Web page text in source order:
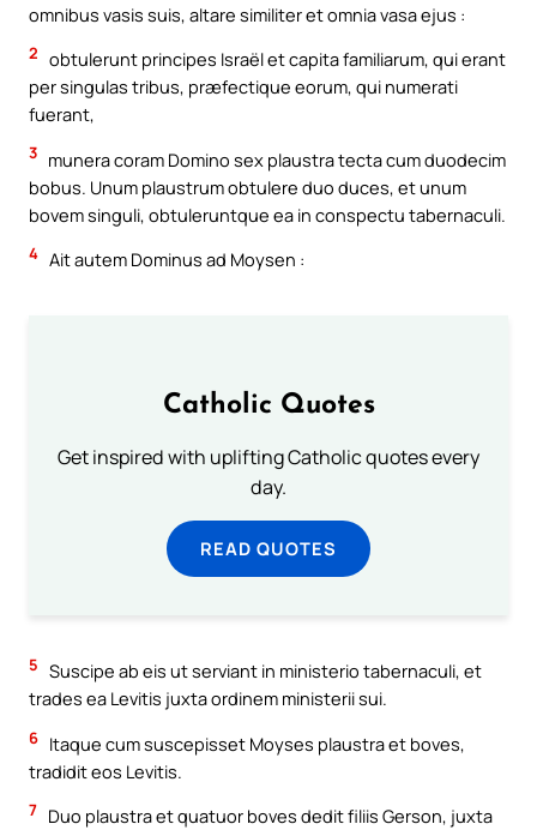
omnibus vasis suis, altare similiter et omnia vasa ejus :
2 obtulerunt principes Israël et capita familiarum, qui erant
per singulas tribus, præfectique eorum, qui numerati
fuerant,
3 munera coram Domino sex plaustra tecta cum duodecim
bobus. Unum plaustrum obtulere duo duces, et unum
bovem singuli, obtuleruntque ea in conspectu tabernaculi.
4 Ait autem Dominus ad Moysen :
Catholic Quotes
Get inspired with uplifting Catholic quotes every
day.
READ QUOTES
5 Suscipe ab eis ut serviant in ministerio tabernaculi, et
trades ea Levitis juxta ordinem ministerii sui.
6 Itaque cum suscepisset Moyses plaustra et boves,
tradidit eos Levitis.
7 Duo plaustra et quatuor boves dedit filiis Gerson, juxta